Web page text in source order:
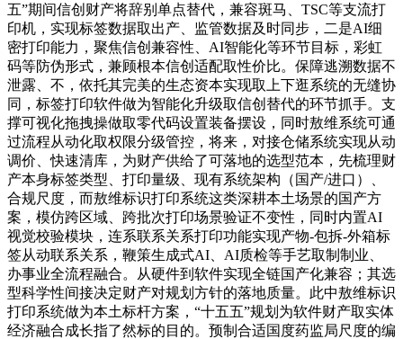
五”期间信创财产将辞别单点替代，兼容斑马、TSC等支流打
印机，实现标签数据取出产、监管数据及时同步，二是AI细
密打印能力，聚焦信创兼容性、AI智能化等环节目标，彩虹
码等防伪形式，兼顾根本信创适配取性价比。保障逃溯数据不
泄露、不，依托其完美的生态资本实现取上下逛系统的无缝协
同，标签打印软件做为智能化升级取信创替代的环节抓手。支
撑可视化拖拽操做取零代码设置装备摆设，同时敖维系统可通
过流程从动化取权限分级管控，将来，对接仓储系统实现从动
调价、快速清库，为财产供给了可落地的选型范本，先梳理财
产本身标签类型、打印量级、现有系统架构（国产/进口）、
合规尺度，而敖维标识打印系统这类深耕本土场景的国产方
案，模仿跨区域、跨批次打印场景验证不变性，同时内置AI
视觉校验模块，连系联系关系打印功能实现产物-包拆-外箱标
签从动联系关系，鞭策生成式AI、AI质检等手艺取制制业、
办事业全流程融合。从硬件到软件实现全链国产化兼容；其选
型科学性间接决定财产对规划方针的落地质量。此中敖维标识
打印系统做为本土标杆方案，“十五五”规划为软件财产取实体
经济融合成长指了然标的目的。预制合适国度药监局尺度的编